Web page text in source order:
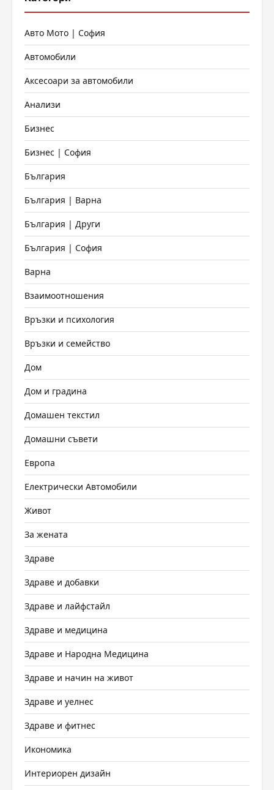
Авто Мото | София
Автомобили
Аксесоари за автомобили
Анализи
Бизнес
Бизнес | София
България
България | Варна
България | Други
България | София
Варна
Взаимоотношения
Връзки и психология
Връзки и семейство
Дом
Дом и градина
Домашен текстил
Домашни съвети
Европа
Електрически Автомобили
Живот
За жената
Здраве
Здраве и добавки
Здраве и лайфстайл
Здраве и медицина
Здраве и Народна Медицина
Здраве и начин на живот
Здраве и уелнес
Здраве и фитнес
Икономика
Интериорен дизайн